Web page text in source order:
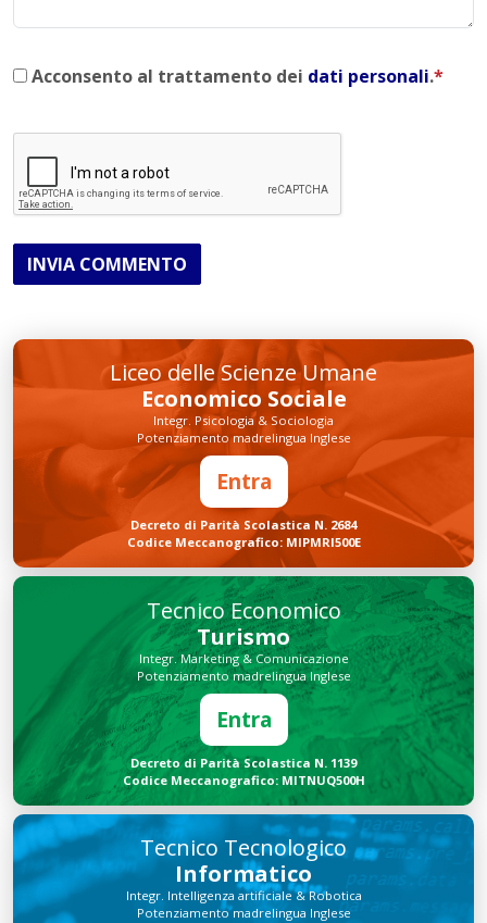
Acconsento al trattamento dei dati personali.*
INVIA COMMENTO
Liceo delle Scienze Umane
Economico Sociale
Integr. Psicologia & Sociologia
Potenziamento madrelingua Inglese
Entra
Decreto di Parità Scolastica N. 2684
Codice Meccanografico: MIPMRI500E
Tecnico Economico
Turismo
Integr. Marketing & Comunicazione
Potenziamento madrelingua Inglese
Entra
Decreto di Parità Scolastica N. 1139
Codice Meccanografico: MITNUQ500H
Tecnico Tecnologico
Informatico
Integr. Intelligenza artificiale & Robotica
Potenziamento madrelingua Inglese